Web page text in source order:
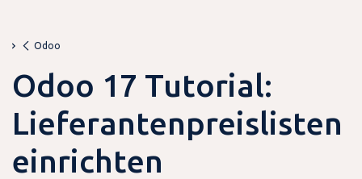
Odoo
Odoo 17 Tutorial:
Lieferantenpreislisten
einrichten